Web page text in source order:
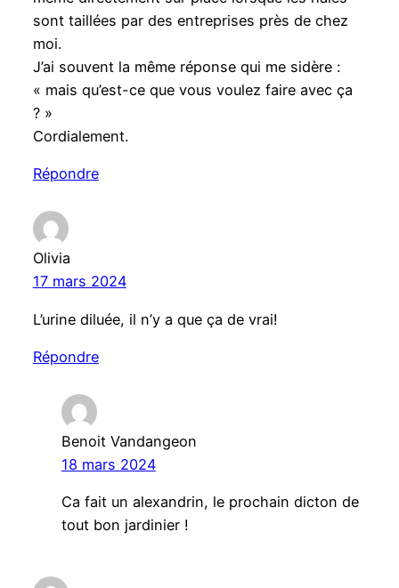
sont taillées par des entreprises près de chez
moi.
J’ai souvent la même réponse qui me sidère :
« mais qu’est-ce que vous voulez faire avec ça
? »
Cordialement.
Répondre
Olivia
17 mars 2024
L’urine diluée, il n’y a que ça de vrai!
Répondre
Benoit Vandangeon
18 mars 2024
Ca fait un alexandrin, le prochain dicton de
tout bon jardinier !